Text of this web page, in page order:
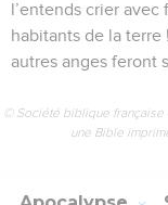
l’entends crier avec
habitants de la terre
autres anges feront
© Société biblique française
une Bible